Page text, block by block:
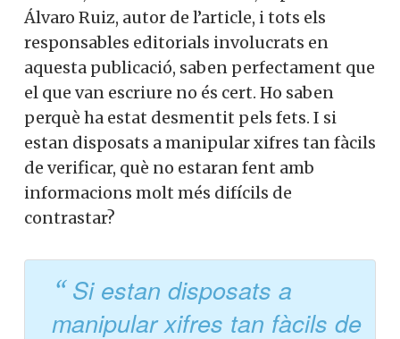
Álvaro Ruiz, autor de l’article, i tots els
responsables editorials involucrats en
aquesta publicació, saben perfectament que
el que van escriure no és cert. Ho saben
perquè ha estat desmentit pels fets. I si
estan disposats a manipular xifres tan fàcils
de verificar, què no estaran fent amb
informacions molt més difícils de
contrastar?
Si estan disposats a
manipular xifres tan fàcils de